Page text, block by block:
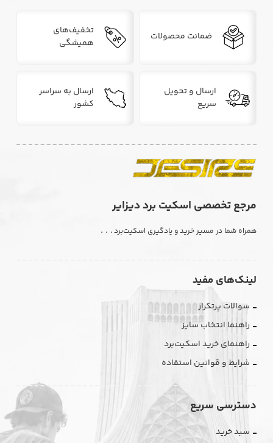
ضمانت محصولات
تخفیف‌های
همیشگی
ارسال و تحویل
سریع
ارسال به سراسر
کشور
مرجع تخصصی اسکیت برد دیزایر
همراه شما در مسیر خرید و یادگیری اسکیت‌برد. . .
لینک‌های مفید
سوالات پرتکرار
راهنما انتخاب سایز
راهنمای خرید اسکیت‌برد
شرایط و قوانین استفاده
دسترسی سریع
سبد خرید